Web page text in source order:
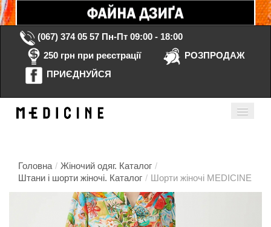
(067) 374 05 57 Пн-Пт 09:00 - 18:00
250 грн при реєстрації
РОЗПРОДАЖ
ПРИЄДНУЙСЯ
Головна / Жіночий одяг. Каталог /
Штани і шорти жіночі. Каталог / Шорти жіночі MEDICINE